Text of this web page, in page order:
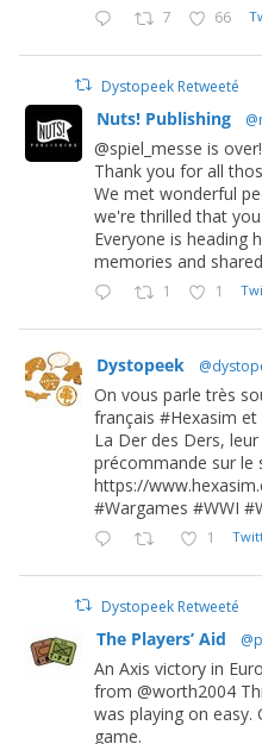
7 66
Dystopeek Retweeté
Nuts! Publishing
@spiel_messe is over!
Thank you for all
We met wonderful
we're thrilled that
Everyone is heading
memories and
1 1
Dystopeek
On vous parle très
français #Hexasim
La Der des Ders,
précommande sur le
https://
#Wargames #WWI
1
Dystopeek Retweeté
The Players’ Aid
An Axis victory in
from @worth2004
was playing on easy.
game.